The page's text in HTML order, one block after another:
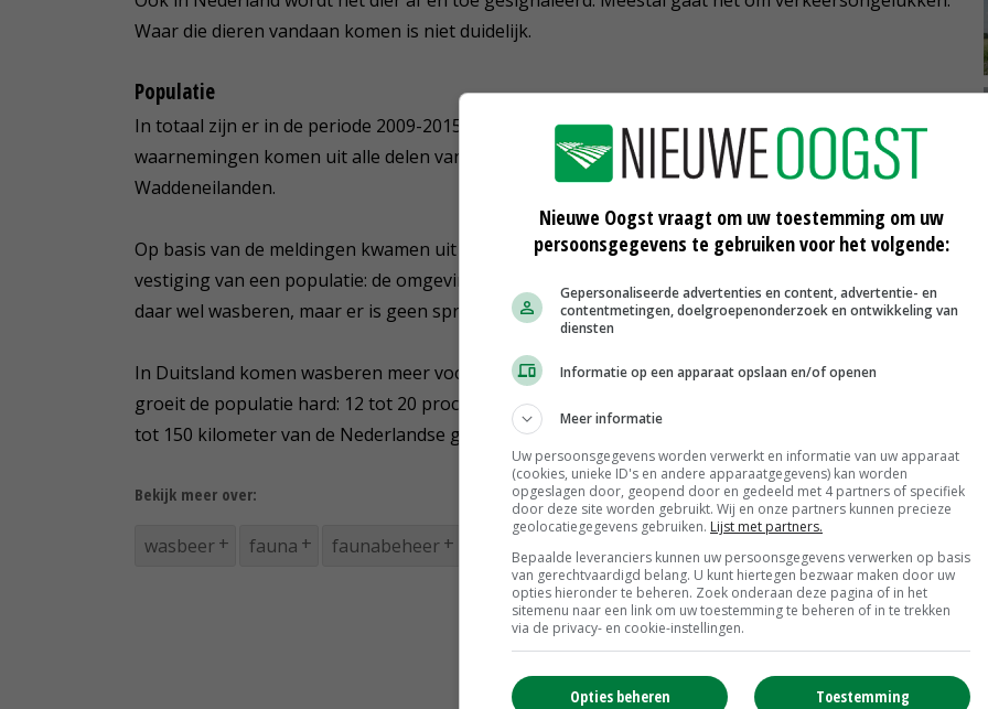
Waar die dieren vandaan komen is niet duidelijk.
Populatie
In totaal zijn er in de periode 2009-2015 90 waarnemingen geregistreerd, waarvan 60 als zeker. De
waarnemingen komen uit alle delen van het land, met uitzondering van Zeeland en de
Waddeneilanden.
Op basis van de meldingen kwamen uit het onderzoek twee locaties naar boven als mogelijke
vestiging van een populatie: de omgeving van Doetinchem en de Dordtse Biesbosch. Mogelijk leven
daar wel wasberen, maar er is geen sprake van een gevestigde populatie.
In Duitsland komen wasberen meer voor, ook in de grensstreek, al zijn de aantallen nog laag. Wel
groeit de populatie hard: 12 tot 20 procent per jaar. De grootste populaties bevinden zich zo'n 100
tot 150 kilometer van de Nederlandse grens.
Bekijk meer over:
wasbeer fauna faunabeheer
Nieuwe Oogst vraagt om uw toestemming om uw
persoonsgegevens te gebruiken voor het volgende:
Gepersonaliseerde advertenties en content, advertentie- en
contentmetingen, doelgroepenonderzoek en ontwikkeling van
diensten
Informatie op een apparaat opslaan en/of openen
Meer informatie
Uw persoonsgegevens worden verwerkt en informatie van uw apparaat
(cookies, unieke ID's en andere apparaatgegevens) kan worden
opgeslagen door, geopend door en gedeeld met 4 partners of specifiek
door deze site worden gebruikt. Wij en onze partners kunnen precieze
geolocatiegegevens gebruiken. Lijst met partners.
Bepaalde leveranciers kunnen uw persoonsgegevens verwerken op basis
van gerechtvaardigd belang. U kunt hiertegen bezwaar maken door uw
opties hieronder te beheren. Zoek onderaan deze pagina of in het
sitemenu naar een link om uw toestemming te beheren of in te trekken
via de privacy- en cookie-instellingen.
Toestemming
Opties beheren